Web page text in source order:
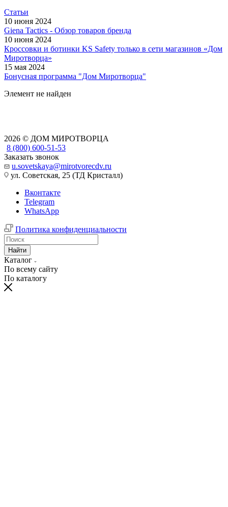
Статьи
10 июня 2024
Giena Tactics - Обзор товаров бренда
10 июня 2024
Кроссовки и ботинки KS Safety только в сети магазинов «Дом
Миротворца»
15 мая 2024
Бонусная программа "Дом Миротворца"
Элемент не найден
2026 © ДОМ МИРОТВОРЦА
8 (800) 600-51-53
Заказать звонок
u.sovetskaya@mirotvorecdv.ru
ул. Советская, 25 (ТД Кристалл)
Вконтакте
Telegram
WhatsApp
Политика конфиденциальности
Найти
Каталог
По всему сайту
По каталогу